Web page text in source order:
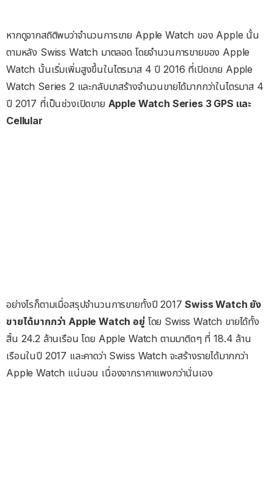
หากดูจากสถิติพบว่าจำนวนการขาย Apple Watch ของ Apple นั้น
ตามหลัง Swiss Watch มาตลอด โดยจำนวนการขายของ Apple
Watch นั้นเริ่มเพิ่มสูงขึ้นในไตรมาส 4 ปี 2016 ที่เปิดขาย Apple
Watch Series 2 และกลับมาสร้างจำนวนขายได้มากกว่าในไตรมาส 4
ปี 2017 ที่เป็นช่วงเปิดขาย Apple Watch Series 3 GPS และ
Cellular
อย่างไรก็ตามเมื่อสรุปจำนวนการขายทั้งปี 2017Swiss Watch ยัง
ขายได้มากกว่า Apple Watch อยู่โดย Swiss Watch ขายได้ทั้ง
สิ้น 24.2 ล้านเรือน โดย Apple Watch ตามมาติดๆ ที่ 18.4 ล้าน
เรือนในปี 2017 และคาดว่า Swiss Watch จะสร้างรายได้มากกว่า
Apple Watch แน่นอน เนื่องจากราคาแพงกว่านั่นเอง